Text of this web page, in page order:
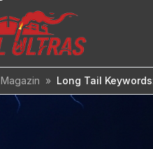
Magazin » Long Tail